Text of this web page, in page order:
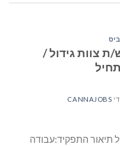
צוות גידול /
CANNAJOBS
תיאור התפקיד:עבודה